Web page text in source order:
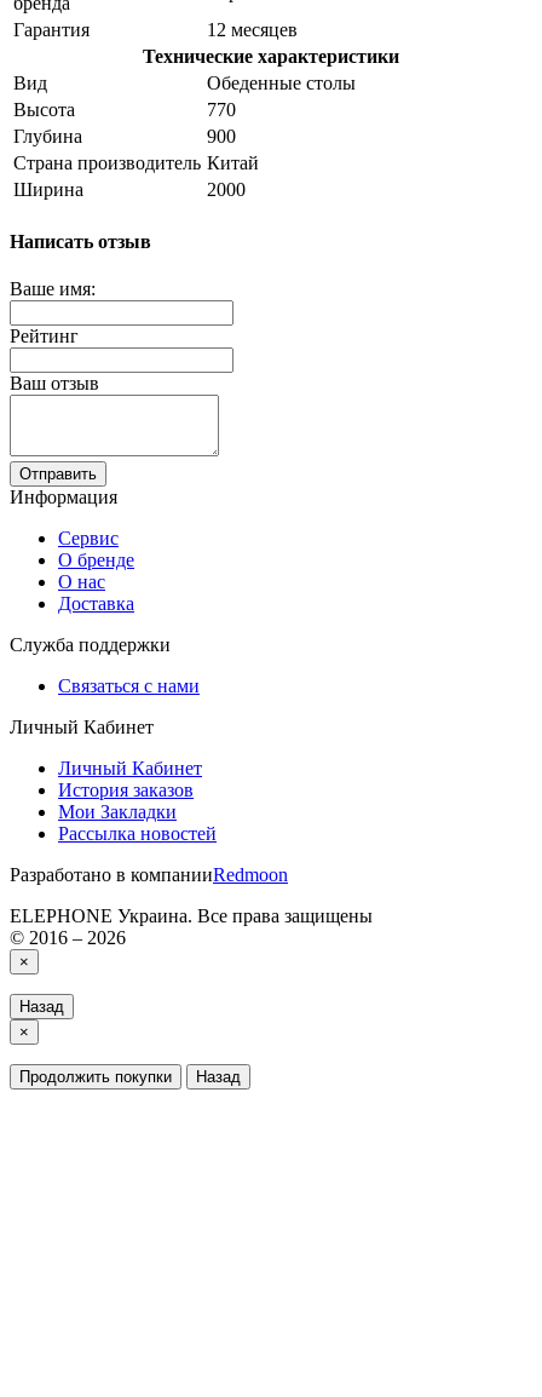
Гарантия
12 месяцев
Технические характеристики
Вид
Обеденные столы
Высота
770
Глубина
900
Страна производитель Китай
Ширина
2000
Написать отзыв
Ваше имя:
Рейтинг
Ваш отзыв
Отправить
Информация
Сервис
О бренде
О нас
Доставка
Служба поддержки
Связаться с нами
Личный Кабинет
Личный Кабинет
История заказов
Мои Закладки
Рассылка новостей
Разработано в компанииRedmoon
ELEPHONE Украина. Все права защищены
© 2016 – 2026
×
Назад
×
Продолжить покупки Назад